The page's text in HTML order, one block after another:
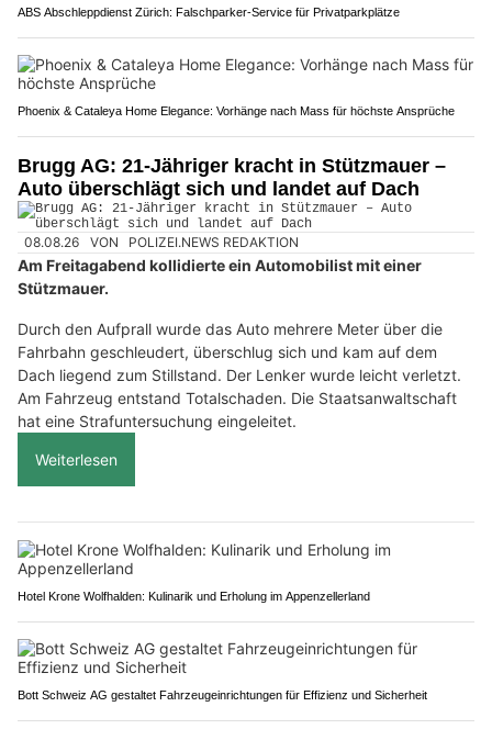
ABS Abschleppdienst Zürich: Falschparker-Service für Privatparkplätze
Phoenix & Cataleya Home Elegance: Vorhänge nach Mass für höchste Ansprüche
Brugg AG: 21-Jähriger kracht in Stützmauer –
Auto überschlägt sich und landet auf Dach
08.08.26 VON POLIZEI.NEWS REDAKTION
Am Freitagabend kollidierte ein Automobilist mit einer
Stützmauer.
Durch den Aufprall wurde das Auto mehrere Meter über die
Fahrbahn geschleudert, überschlug sich und kam auf dem
Dach liegend zum Stillstand. Der Lenker wurde leicht verletzt.
Am Fahrzeug entstand Totalschaden. Die Staatsanwaltschaft
hat eine Strafuntersuchung eingeleitet.
Weiterlesen
Hotel Krone Wolfhalden: Kulinarik und Erholung im Appenzellerland
Bott Schweiz AG gestaltet Fahrzeugeinrichtungen für Effizienz und Sicherheit